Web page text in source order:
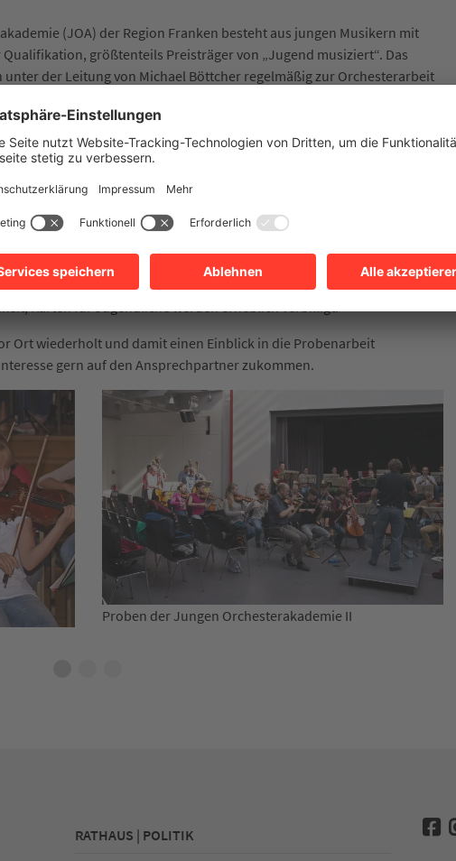
(JOA) der Region Franken besteht aus jungen Musikern mit
größtenteils Preisträger von „Jugend musiziert“. Das
unter der Leitung von Michael Böttcher regelmäßig zur Orchesterarbeit
in ein- bis zweiwöchigen Probenphasen sinfonische Werke des
Repertoires, aber auch des 20. und 21. Jahrhunderts erarbeitet. In
zusätzlich Berufsmusiker hinzugezogen, die ihre
musikalischen Impulse unmittelbar an die jungen Musiker
mitspielen. Regelmäßig finden außerdem Kammermusikkurse unter
führt ein aktives Konzertleben im In- und Ausland, sei es mit
Kammermusik.
zur Teilnahme an Kammerkonzertprogrammen oder -kursen richtet
einen entsprechenden Ausbildungsstand aufweisen. Das
Karten für Jugendliche werden erheblich verbilligt.
Ort wiederholt und damit einen Einblick in die Probenarbeit
gern auf den Ansprechpartner zukommen.
II
Musiker der Jungen Orchesterakademie
RATHAUS | POLITIK